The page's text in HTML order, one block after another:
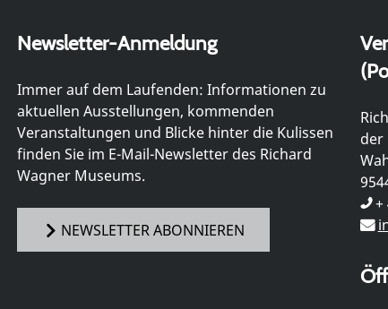
Newsletter-Anmeldung
Immer auf dem Laufenden: Informationen zu
aktuellen Ausstellungen, kommenden
Veranstaltungen und Blicke hinter die Kulissen
finden Sie im E-Mail-Newsletter des Richard
Wagner Museums.
NEWSLETTER ABONNIEREN
der
+